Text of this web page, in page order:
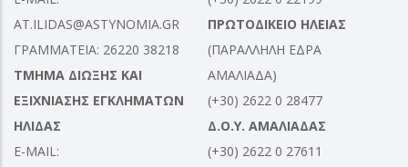
AT.ILIDAS@ASTYNOMIA.GR
ΓΡΑΜΜΑΤΕΙΑ: 26220 38218
ΤΜΗΜΑ ΔΙΩΞΗΣ ΚΑΙ
ΕΞΙΧΝΙΑΣΗΣ ΕΓΚΛΗΜΑΤΩΝ
ΗΛΙΔΑΣ
E-MAIL:
ΠΡΩΤΟΔΙΚΕΙΟ ΗΛΕΙΑΣ
(ΠΑΡΑΛΛΗΛΗ ΕΔΡΑ
ΑΜΑΛΙΑΔΑ)
(+30) 2622 0 28477
Δ.Ο.Υ. ΑΜΑΛΙΑΔΑΣ
(+30) 2622 0 27611